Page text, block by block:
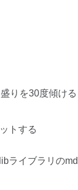
りを30度傾ける
トする
ライブラリの